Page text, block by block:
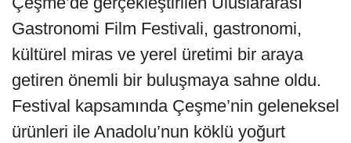
Gastronomi Film Festivali, gastronomi,
kültürel miras ve yerel üretimi bir araya
getiren önemli bir buluşmaya sahne oldu.
Festival kapsamında Çeşme’nin geleneksel
ürünleri ile Anadolu’nun köklü yoğurt